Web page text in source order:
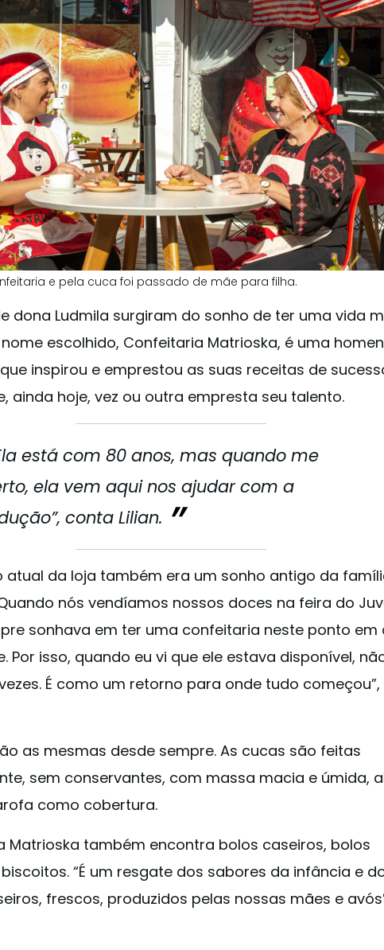
e pela cuca foi passado de mãe para filha.
dona Ludmila surgiram do sonho de ter uma vida
escolhido, Confeitaria Matrioska, é uma
inspirou e emprestou as suas receitas de
ainda hoje, vez ou outra empresta seu talento.
está com 80 anos, mas quando me
ela vem aqui nos ajudar com a
conta Lilian.
atual da loja também era um sonho antigo da
nós vendíamos nossos doces na feira do
sonhava em ter uma confeitaria neste ponto em
Por isso, quando eu vi que ele estava disponível,
É como um retorno para onde tudo começou”,
as mesmas desde sempre. As cucas são feitas
sem conservantes, com massa macia e úmida,
como cobertura.
Matrioska também encontra bolos caseiros, bolos
“É um resgate dos sabores da infância e
frescos, produzidos pelas nossas mães e